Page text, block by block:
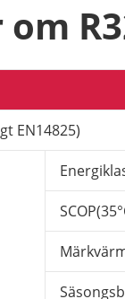
EN14825)